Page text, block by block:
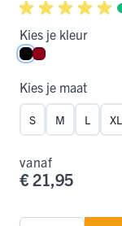
Kies je kleur
ZwartDonkerrood
Kies je maat
S M L XL
vanaf
€ 21,95